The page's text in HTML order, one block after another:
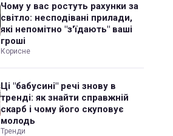
Чому у вас ростуть рахунки за
світло: несподівані прилади,
які непомітно "з'їдають" ваші
гроші
Корисне
Ці "бабусині" речі знову в
тренді: як знайти справжній
скарб і чому його скуповує
молодь
Тренди